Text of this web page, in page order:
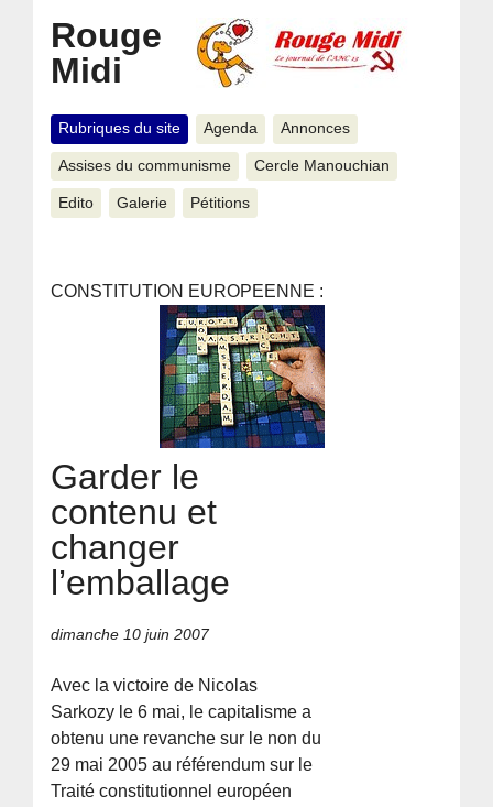
Rouge
Midi
Rubriques du site Agenda Annonces
Assises du communisme Cercle Manouchian
Edito Galerie Pétitions
CONSTITUTION EUROPEENNE :
Garder le
contenu et
changer
l’emballage
dimanche 10 juin 2007
Avec la victoire de Nicolas
Sarkozy le 6 mai, le capitalisme a
obtenu une revanche sur le non du
29 mai 2005 au référendum sur le
Traité constitutionnel européen